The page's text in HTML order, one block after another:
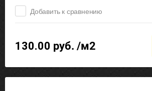
Добавить к сравнению
130.00 руб. /м2